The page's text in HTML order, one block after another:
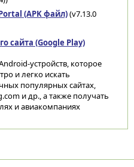
(APK файл)(v7.13.0
сайта (Google Play)
устройств, которое
и легко искать
популярных сайтах,
и др., а также получать
и авиакомпаниях